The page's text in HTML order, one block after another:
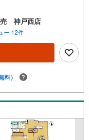
・LDKが18帖あり、家族
・玄関上部が吹き抜け
が広がり、心地よい風
洋室があることで、広
さらに便利な空間になり
約17分・伊川谷中学校ま
金計画をサポート！2.買
も低金利になるように審
要になったお家のリフ
ナーがご提案！弊社は専
より多くの知見がござ
い！
売 神戸西店
ー 12件
料）